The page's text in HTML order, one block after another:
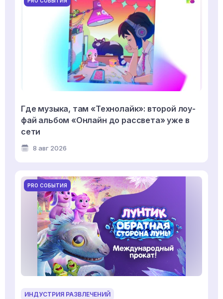
Где музыка, там «Технолайк»: второй лоу-
фай альбом «Онлайн до рассвета» уже в
сети
8 авг 2026
PRO СОБЫТИЯ
ИНДУСТРИЯ РАЗВЛЕЧЕНИЙ